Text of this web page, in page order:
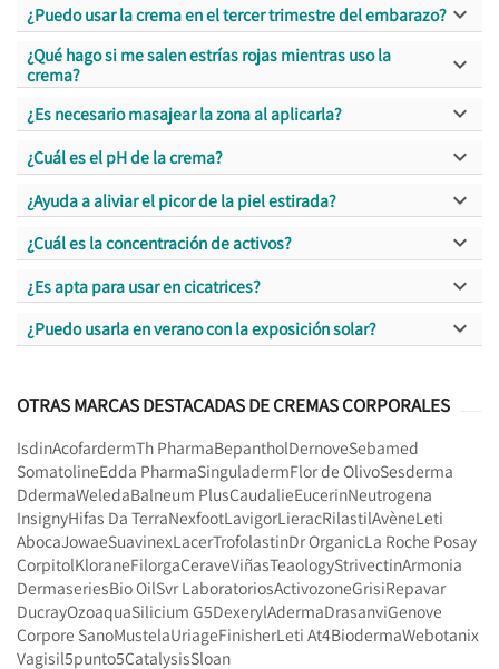
¿Puedo usar la crema en el tercer trimestre del embarazo?
¿Qué hago si me salen estrías rojas mientras uso la
crema?

¿Es necesario masajear la zona al aplicarla? 
¿Cuál es el pH de la crema? 
¿Ayuda a aliviar el picor de la piel estirada? 
¿Cuál es la concentración de activos? 
¿Es apta para usar en cicatrices? 
¿Puedo usarla en verano con la exposición solar? 
OTRAS MARCAS DESTACADAS DE CREMAS CORPORALES
IsdinAcofardermTh PharmaBepantholDernoveSebamed
SomatolineEdda PharmaSinguladermFlor de OlivoSesderma
DdermaWeledaBalneum PlusCaudalieEucerinNeutrogena
InsignyHifas Da TerraNexfootLavigorLieracRilastilAvèneLeti
AbocaJowaeSuavinexLacerTrofolastinDr OrganicLa Roche Posay
CorpitolKloraneFilorgaCeraveViñasTeaologyStrivectinArmonia
DermaseriesBio OilSvr LaboratoriosActivozoneGrisiRepavar
DucrayOzoaquaSilicium G5DexerylAdermaDrasanviGenove
Corpore SanoMustelaUriageFinisherLeti At4BiodermaWebotanix
Vagisil5punto5CatalysisSloan